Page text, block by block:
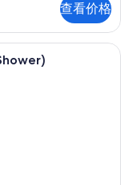
查看价格
、加厚床垫、客房内保